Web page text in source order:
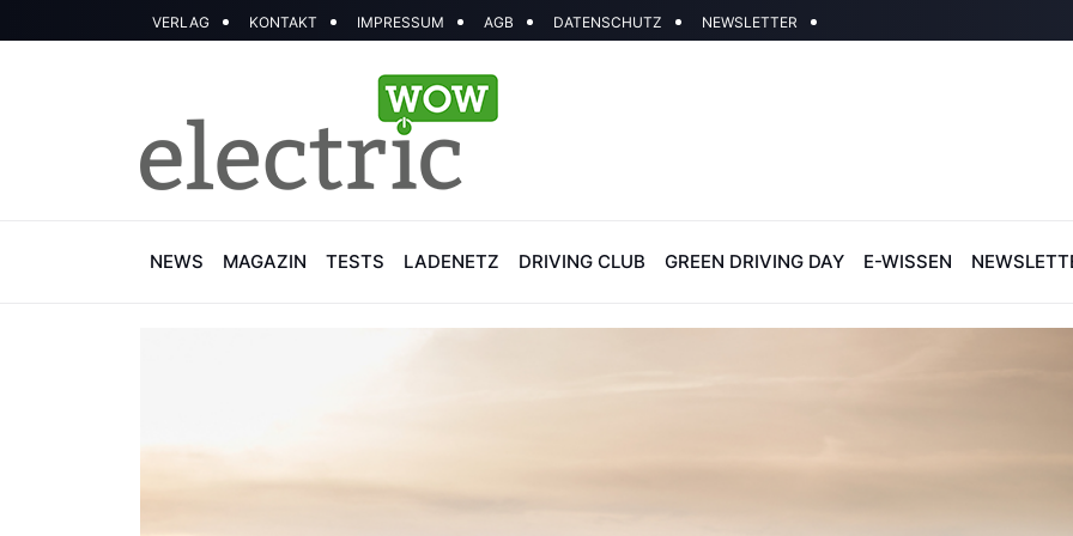
VERLAG KONTAKT IMPRESSUM AGB DATENSCHUTZ NEWSLETTER
NEWS MAGAZIN TESTS LADENETZ DRIVING CLUB GREEN DRIVING DAY E-WISSEN